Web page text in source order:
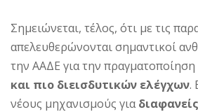
Σημειώνεται, τέλος, ότι με τις
απελευθερώνονται σημαντικοί
την ΑΑΔΕ για την πραγματοποίηση
και πιο διεισδυτικών ελέγχων.
νέους μηχανισμούς για